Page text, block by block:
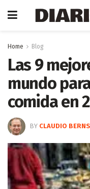
Home Blog
Las 9
mundo
comida en
BY CLAUDIO